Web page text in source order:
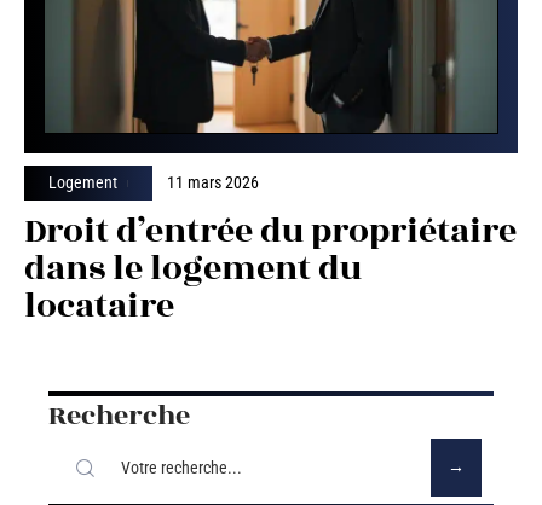
Logement 11 mars 2026
Droit d’entrée du propriétaire
dans le logement du
locataire
Recherche